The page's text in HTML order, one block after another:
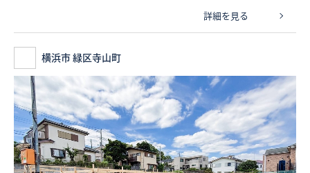
詳細を見る
横浜市 緑区寺山町